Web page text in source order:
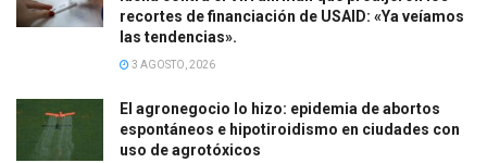
recortes de financiación de USAID: «Ya veíamos
las tendencias».
3 AGOSTO, 2026
El agronegocio lo hizo: epidemia de abortos
espontáneos e hipotiroidismo en ciudades con
uso de agrotóxicos